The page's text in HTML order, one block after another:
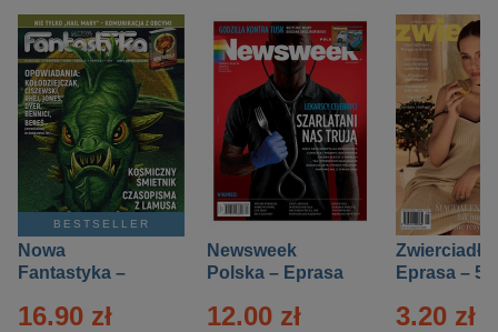
BESTSELLER
Nowa
Fantastyka –
16.90 zł
Newsweek
Polska – Eprasa
12.00 zł
Zwierciadło
Eprasa – 5/
3.20 zł